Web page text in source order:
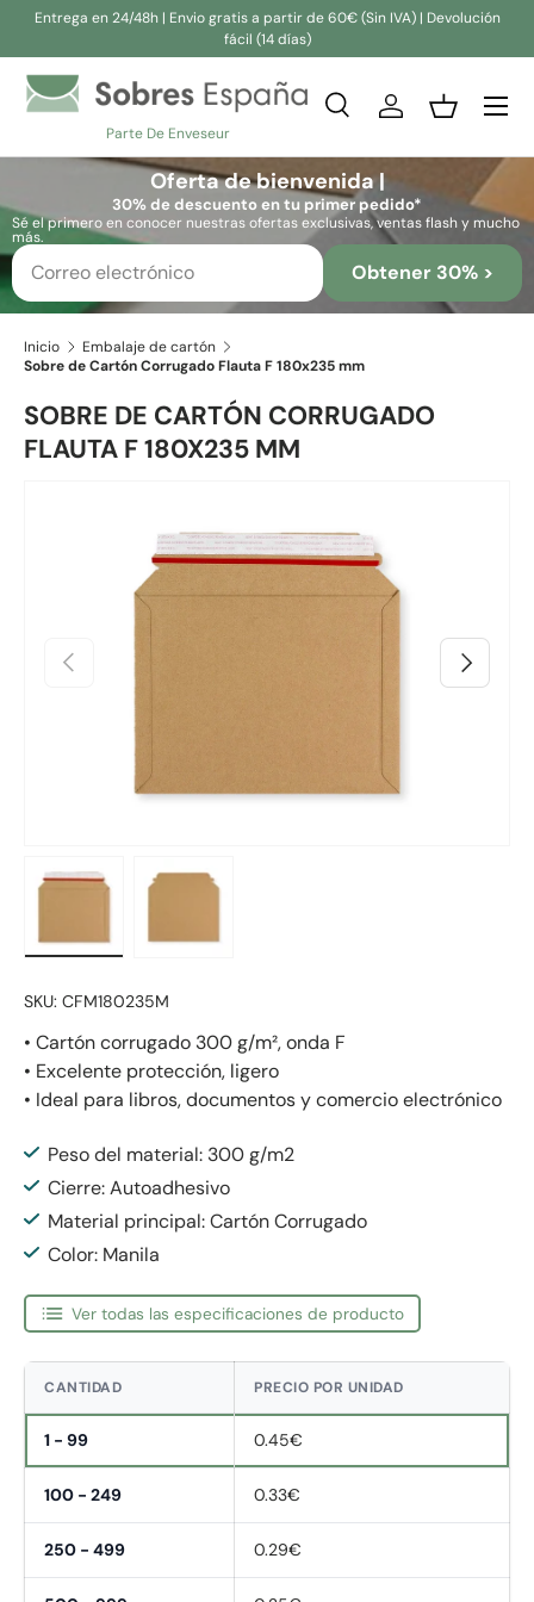
Entrega en 24/48h | Envio gratis a partir de 60€ (Sin IVA) | Devolución
fácil (14 días)
Parte De Enveseur
Buscar
Buscar
BuscarIniciar sesión
Cesta
Oferta de bienvenida |
30% de descuento en tu primer pedido*
Sé el primero en conocer nuestras ofertas exclusivas, ventas flash y mucho
más.
Obtener 30% >
Inicio
Embalaje de cartón
Sobre de Cartón Corrugado Flauta F 180x235 mm
SOBRE DE CARTÓN CORRUGADO
FLAUTA F 180X235 MM
Anterior Siguiente
SKU: CFM180235M
• Cartón corrugado 300 g/m², onda F
• Excelente protección, ligero
• Ideal para libros, documentos y comercio electrónico
Peso del material: 300 g/m2
Cierre: Autoadhesivo
Material principal: Cartón Corrugado
Color: Manila
Ver todas las especificaciones de producto
CANTIDAD PRECIO POR UNIDAD
1 - 99 0.45€
100 - 249 0.33€
250 - 499 0.29€